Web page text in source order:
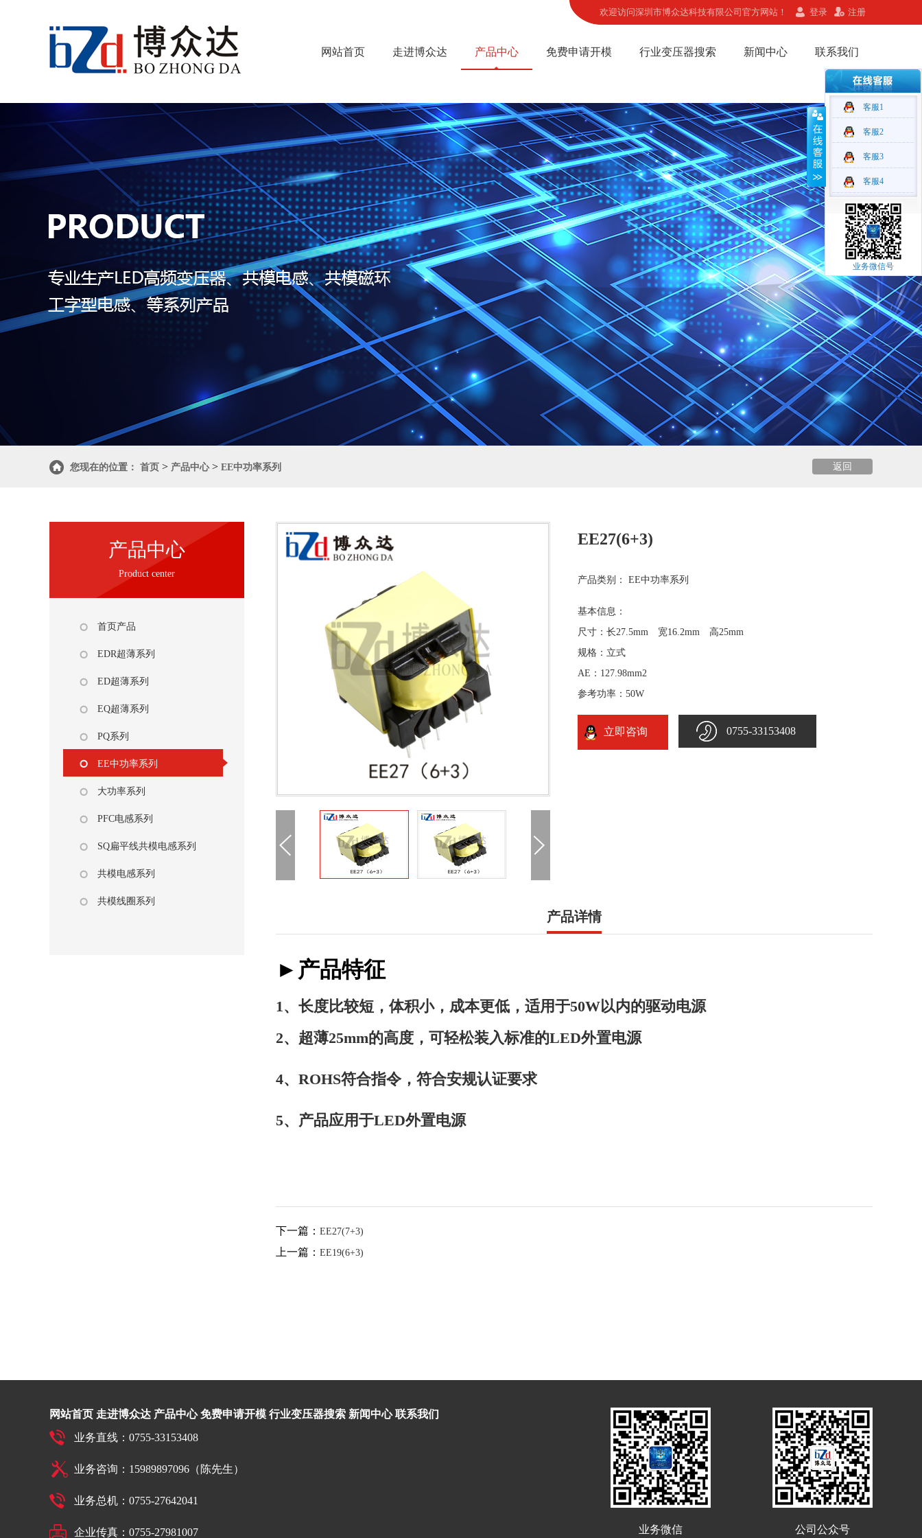
欢迎访问深圳市博众达科技有限公司官方网站！ 登录 注册
网站首页 走进博众达 产品中心 免费申请开模 行业变压器搜索 新闻中心 联系我们
您现在的位置： 首页 > 产品中心> EE中功率系列 返回
产品中心
Product center
首页产品
EDR超薄系列
ED超薄系列
EQ超薄系列
PQ系列
EE中功率系列
大功率系列
PFC电感系列
SQ扁平线共模电感系列
共模电感系列
共模线圈系列
EE27(6+3)
产品类别： EE中功率系列
基本信息：
尺寸：长27.5mm 宽16.2mm 高25mm
规格：立式
AE：127.98mm2
参考功率：50W
立即咨询 0755-33153408
产品详情
►产品特征
1、长度比较短，体积小，成本更低，适用于50W以内的驱动电源
2、超薄25mm的高度，可轻松装入标准的LED外置电源
4、ROHS符合指令，符合安规认证要求
5、产品应用于LED外置电源
下一篇： EE27(7+3)
上一篇： EE19(6+3)
网站首页 走进博众达 产品中心 免费申请开模 行业变压器搜索 新闻中心 联系我们
业务直线：0755-33153408
业务咨询：15989897096（陈先生）
业务总机：0755-27642041
企业传真：0755-27981007 业务微信 公司公众号
客服1
客服2
客服3
客服4
业务微信号